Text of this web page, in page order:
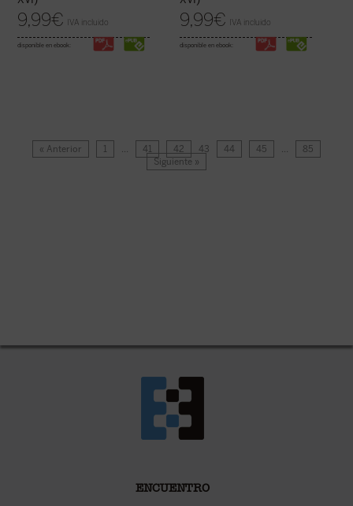
9,99€ IVA incluido
disponible en ebook:
9,99€ IVA incluido
disponible en ebook:
« Anterior 1 … 41 42 43 44 45 …
85
Siguiente »
ENCUENTRO